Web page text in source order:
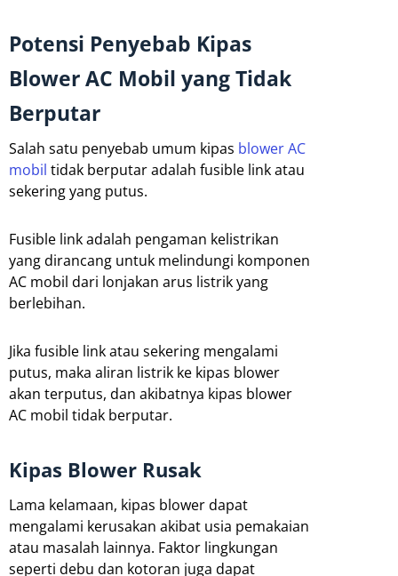
Potensi Penyebab Kipas
Blower AC Mobil yang Tidak
Berputar
Salah satu penyebab umum kipas blower AC
mobil tidak berputar adalah fusible link atau
sekering yang putus.
Fusible link adalah pengaman kelistrikan
yang dirancang untuk melindungi komponen
AC mobil dari lonjakan arus listrik yang
berlebihan.
Jika fusible link atau sekering mengalami
putus, maka aliran listrik ke kipas blower
akan terputus, dan akibatnya kipas blower
AC mobil tidak berputar.
Kipas Blower Rusak
Lama kelamaan, kipas blower dapat
mengalami kerusakan akibat usia pemakaian
atau masalah lainnya. Faktor lingkungan
seperti debu dan kotoran juga dapat